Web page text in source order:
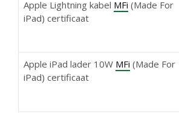
Apple Lightning kabel MFi (Made For
iPad) certificaat
Apple iPad lader 10W MFi (Made For
iPad) certificaat